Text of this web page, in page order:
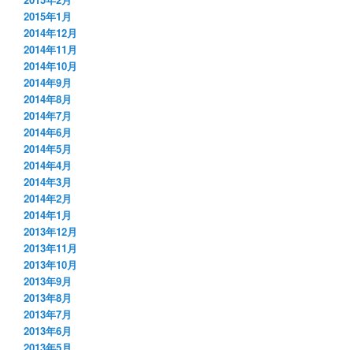
2015年1月
2014年12月
2014年11月
2014年10月
2014年9月
2014年8月
2014年7月
2014年6月
2014年5月
2014年4月
2014年3月
2014年2月
2014年1月
2013年12月
2013年11月
2013年10月
2013年9月
2013年8月
2013年7月
2013年6月